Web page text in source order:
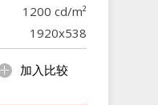
1200 cd/m²
1920x538
加入比较